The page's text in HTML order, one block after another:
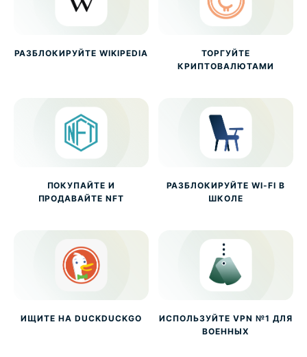
РАЗБЛОКИРУЙТЕ WIKIPEDIA
ТОРГУЙТЕ
КРИПТОВАЛЮТАМИ
ПОКУПАЙТЕ И
ПРОДАВАЙТЕ NFT
РАЗБЛОКИРУЙТЕ WI-FI В
ШКОЛЕ
ИЩИТЕ НА DUCKDUCKGO
ИСПОЛЬЗУЙТЕ VPN №1 ДЛЯ
ВОЕННЫХ